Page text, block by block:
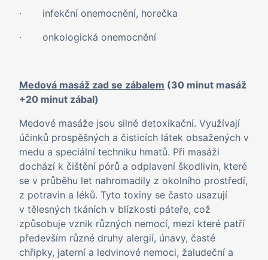
· infekční onemocnění, horečka
· onkologická onemocnění
Medová masáž zad se zábalem (30 minut masáž
+20 minut zábal)
Medové masáže jsou silně detoxikační. Využívají
účinků prospěšných a čisticích látek obsažených v
medu a speciální techniku hmatů. Při masáži
dochází k čištění pórů a odplavení škodlivin, které
se v průběhu let nahromadily z okolního prostředí,
z potravin a léků. Tyto toxiny se často usazují
v tělesných tkáních v blízkosti páteře, což
způsobuje vznik různých nemocí, mezi které patří
především různé druhy alergií, únavy, časté
chřipky, jaterní a ledvinové nemoci, žaludeční a